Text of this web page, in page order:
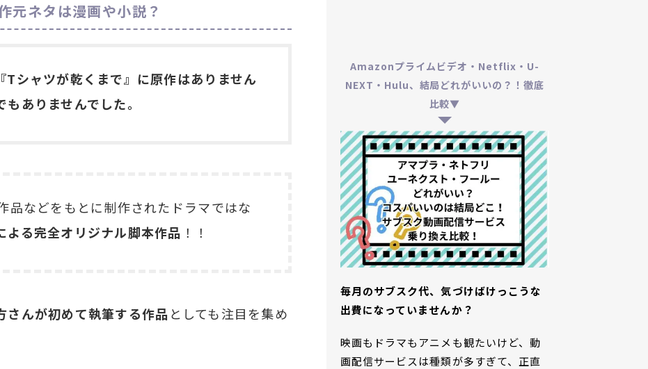
元ネタは漫画や小説？
『Tシャツが乾くまで』に原作はありません
ありませんでした。
品などをもとに制作されたドラマではな
よる完全オリジナル脚本作品 ！！
さんが初めて執筆する作品 としても注目を集め
Amazonプライムビデオ・Netflix・U-
NEXT・Hulu、結局どれがいいの？！徹底
比較▼
毎月のサブスク代、気づけばけっこうな
出費になっていませんか？
映画もドラマもアニメも観たいけど、動
画配信サービスは種類が多すぎて、正直